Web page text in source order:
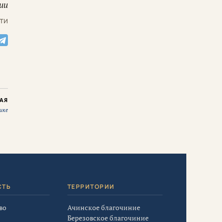
ТЕРРИТОРИИ
Ачинское благочиние
Березовское благочиние